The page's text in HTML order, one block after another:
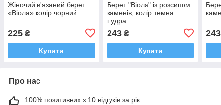
Жіночий в'язаний берет
«Віола» колір чорний
225 ₴
Купити
Берет "Віола" із розсипом
каменів, колір темна
пудра
243₴
Купити
243
Про нас
100% позитивних з 10 відгуків за рік